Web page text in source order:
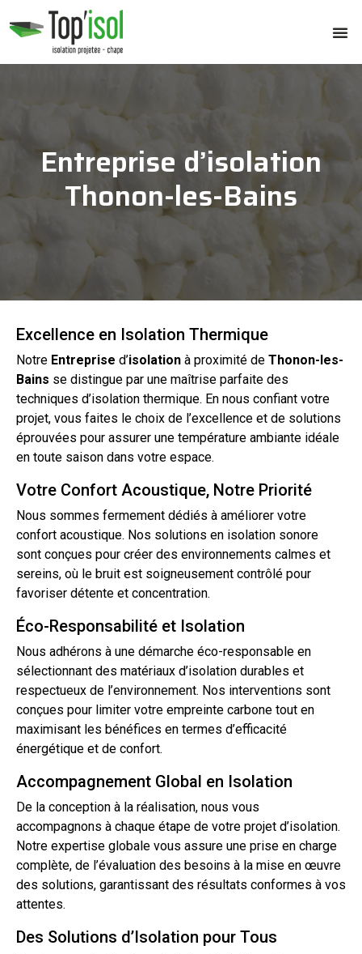
Entreprise d’isolation
Thonon-les-Bains
Excellence en Isolation Thermique
Notre Entreprise d’isolation à proximité de Thonon-les-
Bains se distingue par une maîtrise parfaite des
techniques d’isolation thermique. En nous confiant votre
projet, vous faites le choix de l’excellence et de solutions
éprouvées pour assurer une température ambiante idéale
en toute saison dans votre espace.
Votre Confort Acoustique, Notre Priorité
Nous sommes fermement dédiés à améliorer votre
confort acoustique. Nos solutions en isolation sonore
sont conçues pour créer des environnements calmes et
sereins, où le bruit est soigneusement contrôlé pour
favoriser détente et concentration.
Éco-Responsabilité et Isolation
Nous adhérons à une démarche éco-responsable en
sélectionnant des matériaux d’isolation durables et
respectueux de l’environnement. Nos interventions sont
conçues pour limiter votre empreinte carbone tout en
maximisant les bénéfices en termes d’efficacité
énergétique et de confort.
Accompagnement Global en Isolation
De la conception à la réalisation, nous vous
accompagnons à chaque étape de votre projet d’isolation.
Notre expertise globale vous assure une prise en charge
complète, de l’évaluation des besoins à la mise en œuvre
des solutions, garantissant des résultats conformes à vos
attentes.
Des Solutions d’Isolation pour Tous